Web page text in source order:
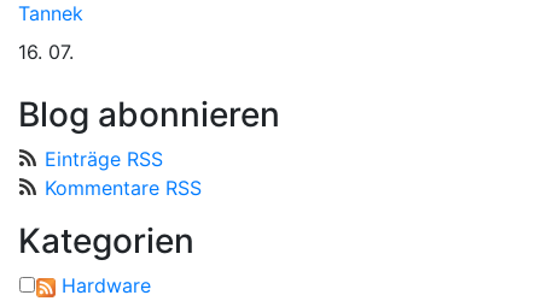
Tannek
16. 07.
Blog abonnieren
Einträge RSS
Kommentare RSS
Kategorien
Hardware